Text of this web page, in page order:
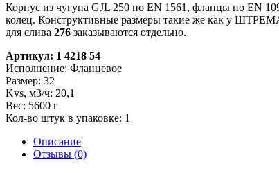
Корпус из чугуна GJL 250 по EN 1561, фланцы по EN
колец. Конструктивные размеры такие же как у
для слива 276 заказываются отдельно.
Артикул: 1 4218 54
Исполнение: Фланцевое
Размер: 32
Kvs, м3/ч: 20,1
Вес: 5600 г
Кол-во штук в упаковке: 1
Описание
Отзывы (0)